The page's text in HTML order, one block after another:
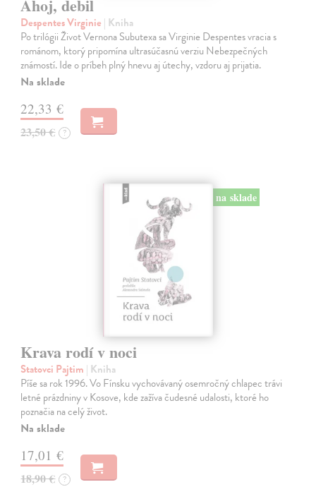
Ahoj, debil
Despentes Virginie | Kniha
Po trilógii Život Vernona Subutexa sa Virginie Despentes vracia s
románom, ktorý pripomína ultrasúčasnú verziu Nebezpečných
známostí. Ide o príbeh plný hnevu aj útechy, vzdoru aj prijatia.
Na sklade
22,33 €
23,50 € ?
na sklade
Krava rodí v noci
Statovci Pajtim | Kniha
Píše sa rok 1996. Vo Fínsku vychovávaný osemročný chlapec trávi
letné prázdniny v Kosove, kde zažíva čudesné udalosti, ktoré ho
poznačia na celý život.
Na sklade
17,01 €
18,90 € ?